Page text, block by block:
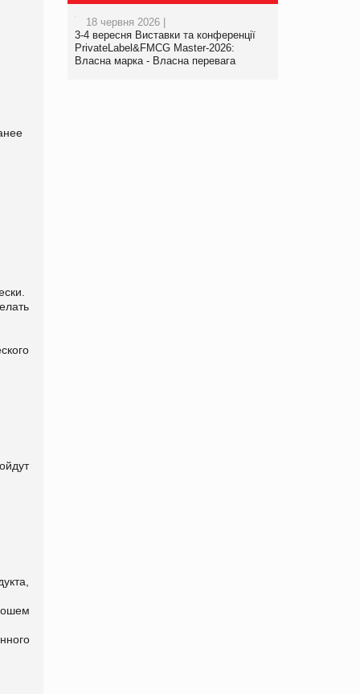
18 червня 2026 |
3-4 вересня Виставки та конференції
PrivateLabel&FMCG Master-2026:
Власна марка - Власна перевага